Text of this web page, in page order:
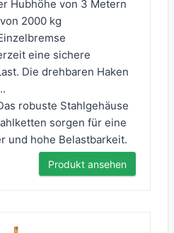
Hubhöhe von 3 Metern
2000 kg
eine sichere
Die drehbaren Haken
robuste Stahlgehäuse
sorgen für eine
und hohe Belastbarkeit.
Produkt ansehen